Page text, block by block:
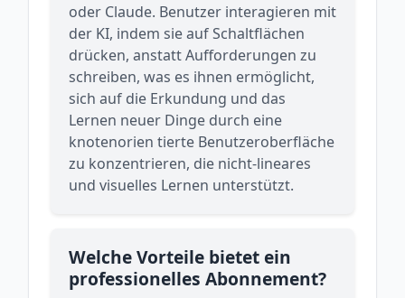
oder Claude. Benutzer interagieren mit
der KI, indem sie auf Schaltflächen
drücken, anstatt Aufforderungen zu
schreiben, was es ihnen ermöglicht,
sich auf die Erkundung und das
Lernen neuer Dinge durch eine
knotenorien tierte Benutzeroberfläche
zu konzentrieren, die nicht-lineares
und visuelles Lernen unterstützt.
Welche Vorteile bietet ein
professionelles Abonnement?